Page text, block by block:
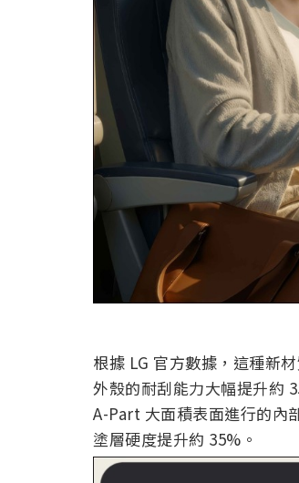
根據 LG 官方數據，這種新
外殼的耐刮能力大幅提升約
A-Part 大面積表面進行的內
塗層硬度提升約 35%。